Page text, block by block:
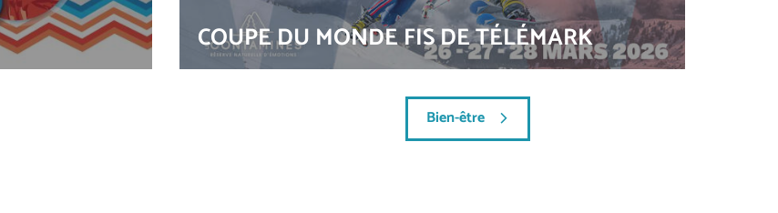
COUPE DU MONDE FIS DE TÉLÉMARK
Bien-être